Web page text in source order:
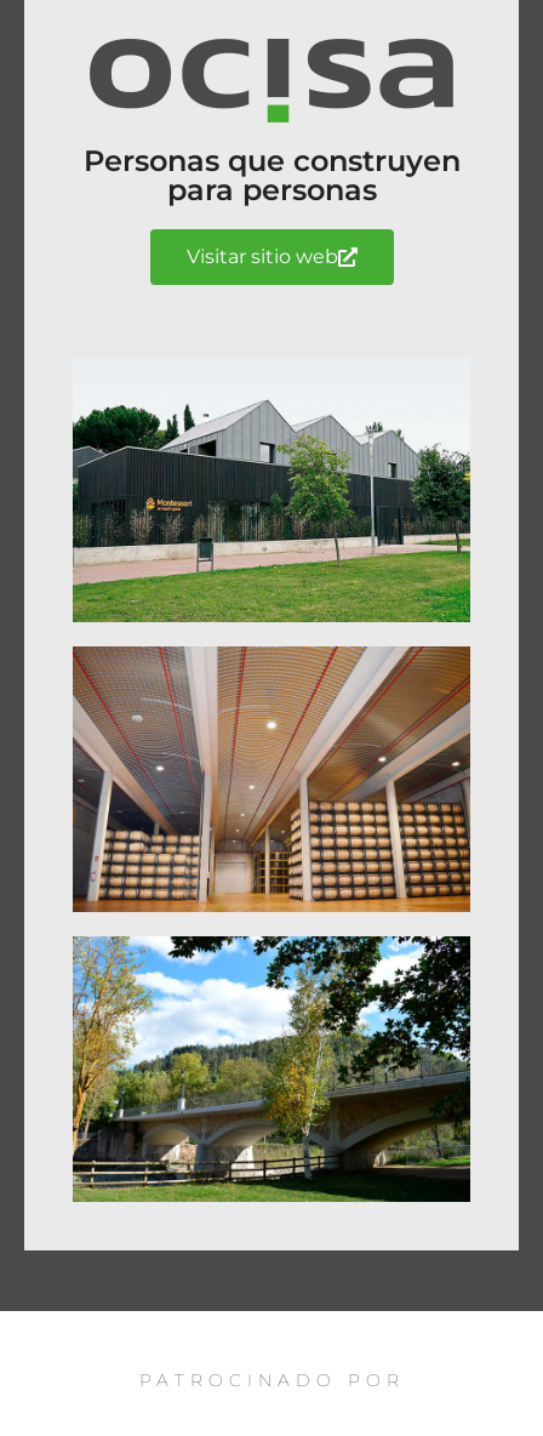
Personas que construyen
para personas
Visitar sitio web
PATROCINADO POR